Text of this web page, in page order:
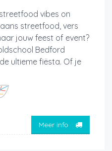
vibes on
streetfood, vers
jouw feest of event?
Bedford
ultieme fiësta. Of je
Meer info